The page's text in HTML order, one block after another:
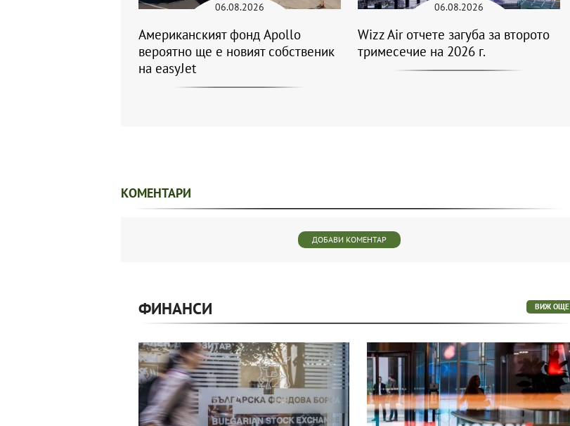
06.08.2026
Американският фонд Apollo
вероятно ще е новият собственик
на easyJet
06.08.2026
Wizz Air отчете загуба за второто
тримесечие на 2026 г.
КОМЕНТАРИ
ДОБАВИ КОМЕНТАР
ФИНАНСИ ВИЖ ОЩЕ